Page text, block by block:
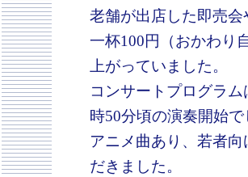
老舗が出店した即売会
一杯100円（おかわり
上がっていました。
コンサートプログラ
時50分頃の演奏開始で
アニメ曲あり、若者
だきました。